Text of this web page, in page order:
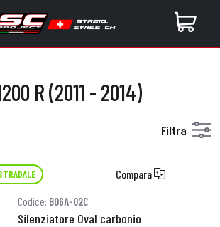
R (2011 - 2014)
Filtra
Compara
Codice: B06A-02C
Silenziatore Oval carbonio